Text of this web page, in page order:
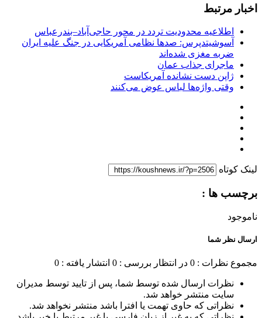
اخبار مرتبط
اطلاعیه محدودیت تردد در محور حاجی‌آباد–بندرعباس
آسوشیتدپرس: صدها نظامی آمریکایی در جنگ علیه ایران
ضربه مغزی شده‌اند
ماجرای جذاب عمان
ژاپن دست نشانده آمریکاست
وقتی واژه‌ها لباس عوض می‌کنند
لینک کوتاه
برچسب ها :
ناموجود
ارسال نظر شما
مجموع نظرات : 0 در انتظار بررسی : 0 انتشار یافته : 0
نظرات ارسال شده توسط شما، پس از تایید توسط مدیران
سایت منتشر خواهد شد.
نظراتی که حاوی تهمت یا افترا باشد منتشر نخواهد شد.